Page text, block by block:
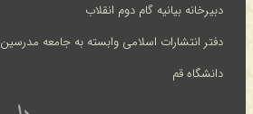
دبیرخانه بیانیه گام دوم انقلاب
دفتر انتشارات اسلامی وابسته به جامعه مدرسین
دانشگاه قم